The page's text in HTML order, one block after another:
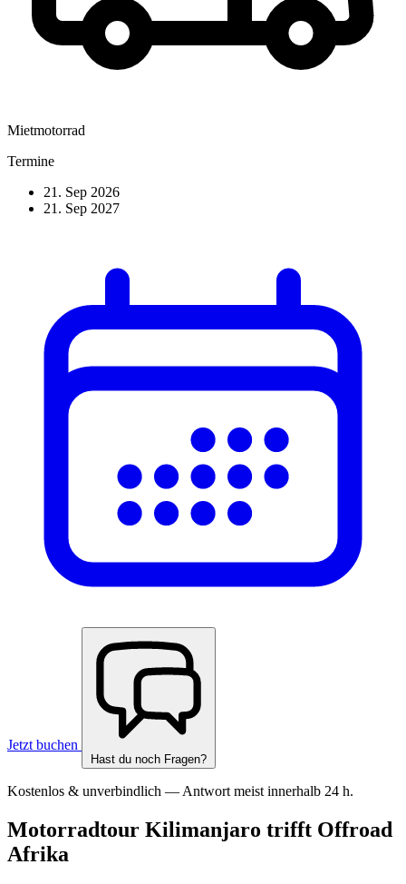
Mietmotorrad
Termine
21. Sep 2026
21. Sep 2027
Jetzt buchen
Hast du noch Fragen?
Kostenlos & unverbindlich — Antwort meist innerhalb 24 h.
Motorradtour Kilimanjaro trifft Offroad
Afrika